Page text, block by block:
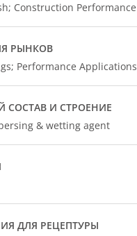
Construction Performance
РЫНКОВ
Performance Applications
СОСТАВ И СТРОЕНИЕ
& wetting agent
ДЛЯ РЕЦЕПТУРЫ